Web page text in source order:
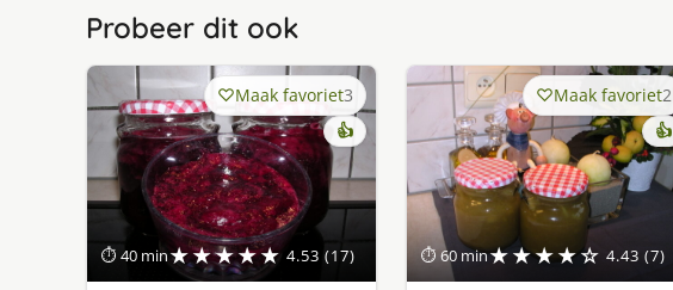
Probeer dit ook
⏱ 40 min★★★★★ 4.53 (17)
Maak favoriet3
👍
⏱ 60 min★★★★☆ 4.43 (7)
Maak favoriet2
👍